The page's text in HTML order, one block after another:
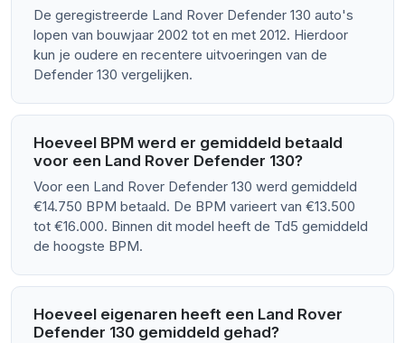
De geregistreerde Land Rover Defender 130 auto's
lopen van bouwjaar 2002 tot en met 2012. Hierdoor
kun je oudere en recentere uitvoeringen van de
Defender 130 vergelijken.
Hoeveel BPM werd er gemiddeld betaald
voor een Land Rover Defender 130?
Voor een Land Rover Defender 130 werd gemiddeld
€14.750 BPM betaald. De BPM varieert van €13.500
tot €16.000. Binnen dit model heeft de Td5 gemiddeld
de hoogste BPM.
Hoeveel eigenaren heeft een Land Rover
Defender 130 gemiddeld gehad?